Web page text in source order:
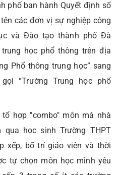
phố ban hành Quyết định số
các đơn vị sự nghiệp công
và Đào tạo thành phố Đà
học phổ thông trên địa
Phổ thông trung học” sang
“Trường Trung học phổ
hợp "combo" môn mà nhà
học sinh Trường THPT
xếp, bố trí giáo viên và thời
tự chọn môn học mình yêu